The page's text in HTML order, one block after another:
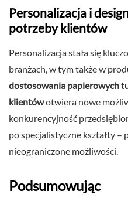
Personalizacja i
potrzeby klientów
Personalizacja stała się
branżach, w tym także w
dostosowania papierowych
klientówotwiera nowe
konkurencyjność
po specjalistyczne kształty –
nieograniczone możliwości.
Podsumowując